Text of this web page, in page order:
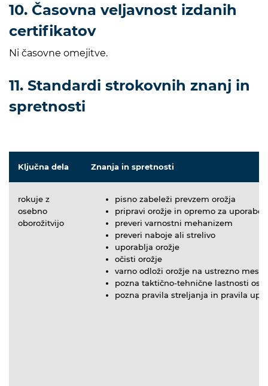
10. Časovna veljavnost izdanih
certifikatov
Ni časovne omejitve.
11. Standardi strokovnih znanj in
spretnosti
Ključna dela Znanja in spretnosti
rokuje z
osebno
oborožitvijo
pisno zabeleži prevzem orožja
pripravi orožje in opremo za uporabo
preveri varnostni mehanizem
preveri naboje ali strelivo
uporablja orožje
očisti orožje
varno odloži orožje na ustrezno
pozna taktično-tehnične lastnosti
pozna pravila streljanja in pravila